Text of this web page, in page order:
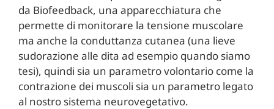
da Biofeedback, una apparecchiatura che
permette di monitorare la tensione muscolare
ma anche la conduttanza cutanea (una lieve
sudorazione alle dita ad esempio quando siamo
tesi), quindi sia un parametro volontario come la
contrazione dei muscoli sia un parametro legato
al nostro sistema neurovegetativo.